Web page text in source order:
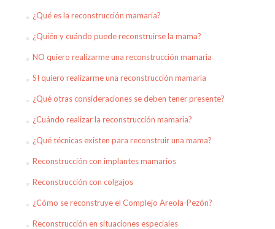
¿Qué es la reconstrucción mamaria?
¿Quién y cuándo puede reconstruirse la mama?
NO quiero realizarme una reconstrucción mamaria
SI quiero realizarme una reconstrucción mamaria
¿Qué otras consideraciones se deben tener presente?
¿Cuándo realizar la reconstrucción mamaria?
¿Qué técnicas existen para reconstruir una mama?
Reconstrucción con implantes mamarios
Reconstrucción con colgajos
¿Cómo se reconstruye el Complejo Areola-Pezón?
Reconstrucción en situaciones especiales